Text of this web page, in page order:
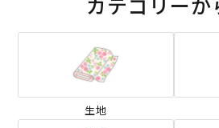
生地